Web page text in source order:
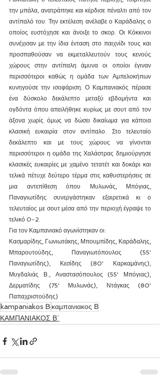
την μπάλα, ανατράπηκε και κέρδισε πέναλτι από τον
αντίπαλό του. Την εκτέλεση ανέλαβε ο Καράδαλης ο
οποίος ευστόχησε και άνοιξε το σκορ. Οι Κόκκινοι
συνέχισαν με την ίδια ένταση στο παιχνίδι τους και
προσπαθούσαν να εκμεταλλευτούν τους κενούς
χώρους στην αντίπαλη άμυνα οι οποίοι έγιναν
περισσότεροι καθώς η ομάδα των Αμπελοκήπων
κυνηγούσε την ισοφάριση. Ο Καμπανιακός πέρασε
ένα δύσκολο δεκάλεπτο μεταξύ εβδομήντα και
ογδόντα όπου απειλήθηκε κυρίως με σουτ από τον
άξονα χωρίς όμως να δώσει δικαίωμα για κάποια
κλασική ευκαιρία στον αντίπαλο. Στο τελευταίο
δεκάλεπτο και με τους χώρους να γίνονται
περισσότεροι η ομάδα της Χαλάστρας δημιούργησε
κλασικές ευκαιρίες με χαμένο τετατέτ και δοκάρι και
τελικά πέτυχε δεύτερο τέρμα στις καθυστερήσεις σε
μια αντεπίθεση όπου Μυλωνάς, Μπόγιας,
Παναγιωτίδης συνεργάστηκαν εξαιρετικά κι ο
τελευταίος με σουτ μέσα από την περιοχή έγραψε το
τελικό 0-2.
Για τον Καμπανιακό αγωνίστηκαν οι:
Κασμαρίδης, Γωνιωτάκης, Μπουμπίδης, Καράδαλης,
Μπαρουτούδης, Παναγιωτόπουλος (55'
Παναγιωτίδης), Κεσίδης (80' Καρκαμάνης),
Μυγδαλιάς Β., Αναστασόπουλος (55' Μπόγιας),
Δερματίδης (75' Μυλωνάς), Ντάγκας (80'
Παπαχριστούδης)
kampaniakos B καμπανιακος Β
ΚΑΜΠΑΝΙΑΚΟΣ Β΄